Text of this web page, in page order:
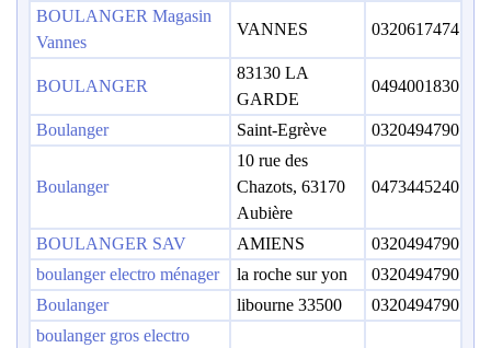
BOULANGER Magasin
Vannes
VANNES 0320617474
BOULANGER
83130 LA
GARDE
0494001830
Boulanger Saint-Egrève 0320494790
Boulanger
10 rue des
Chazots, 63170
Aubière
0473445240
BOULANGER SAV AMIENS
0320494790
boulanger electro ménager
la roche sur yon
0320494790
Boulanger
libourne 33500
0320494790
boulanger gros electro